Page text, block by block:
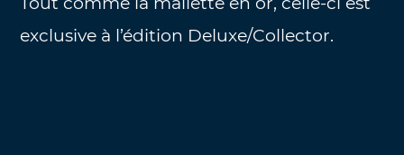
exclusive à l’édition Deluxe/Collector.